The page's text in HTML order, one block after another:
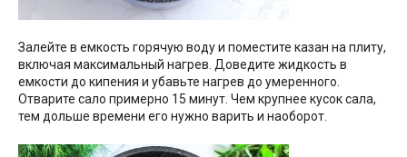
Залейте в емкость горячую воду и поместите казан на плиту,
включая максимальный нагрев. Доведите жидкость в
емкости до кипения и убавьте нагрев до умеренного.
Отварите сало примерно 15 минут. Чем крупнее кусок сала,
тем дольше времени его нужно варить и наоборот.